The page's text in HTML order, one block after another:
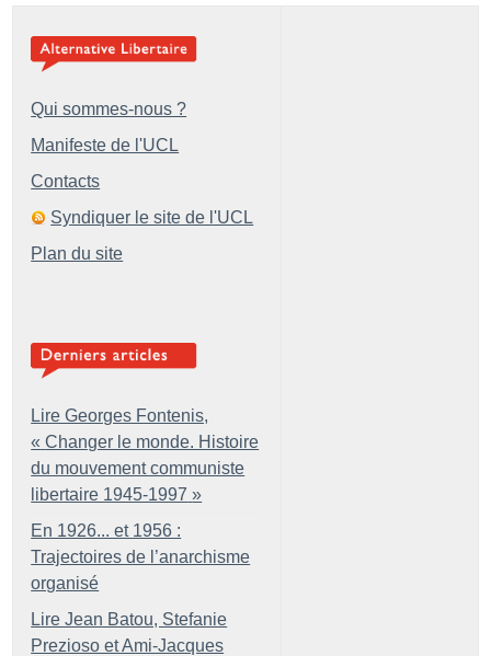
Qui sommes-nous ?
Manifeste de l'UCL
Contacts
Syndiquer le site de l'UCL
Plan du site
Lire Georges Fontenis,
« Changer le monde. Histoire
du mouvement communiste
libertaire 1945-1997 »
En 1926... et 1956 :
Trajectoires de l’anarchisme
organisé
Lire Jean Batou, Stefanie
Prezioso et Ami-Jacques